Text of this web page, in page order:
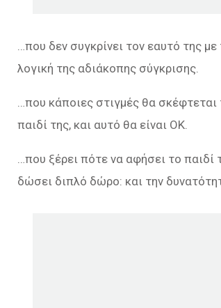
…που δεν συγκρίνει τον εαυτό της
λογική της αδιάκοπης σύγκρισης.
…που κάποιες στιγμές θα
παιδί της, και αυτό θα είναι ΟΚ.
…που ξέρει πότε να αφήσει το παιδί
δώσει διπλό δώρο: και την